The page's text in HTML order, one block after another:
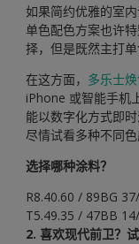
如果简约优雅的室
单色配色方案也许
择，但是既然主打单
在这方面， 多乐士
iPhone 或智能手机
能以数字化方式即
尽情试看多种不同色
选择哪种涂料？
R8.40.60 / 89BG
T5.49.35 / 47BB
2. 喜欢现代前卫？